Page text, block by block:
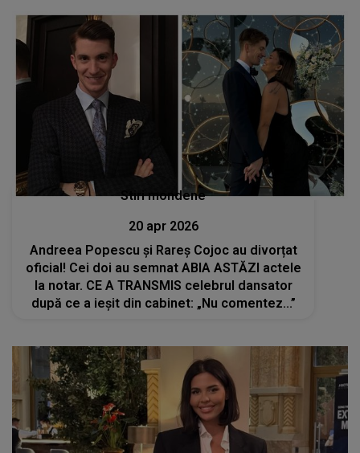
Stiri mondene
20 apr 2026
Andreea Popescu și Rareș Cojoc au divorțat
oficial! Cei doi au semnat ABIA ASTĂZI actele
la notar. CE A TRANSMIS celebrul dansator
după ce a ieșit din cabinet: „Nu comentez...”